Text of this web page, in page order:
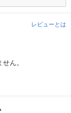
レビューとは
ん。